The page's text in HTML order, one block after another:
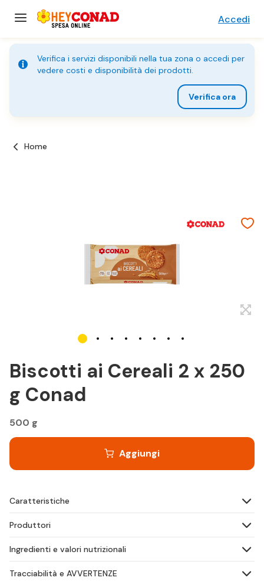
Accedi
Verifica i servizi disponibili nella tua zona o accedi per
vedere costi e disponibilità dei prodotti.
Verifica ora
Home
Biscotti ai Cereali 2 x 250
g Conad
500 g
Aggiungi
Caratteristiche
Produttori
Ingredienti e valori nutrizionali
Tracciabilità e AVVERTENZE